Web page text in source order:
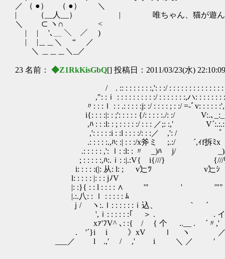
／ （ ●） （ ●） ＼
| （__人__） | 唯ちゃん、猫が遊んでほ
＼ ⊂ ヽ∩ <
| | '､＿ ＼ ／ )
| |＿＿＼ “ ／
＼ ＿＿＿＼_／
23 名前： ◆Z1RkKisGbQ[] 投稿日：2011/03/23(水)
/ . :: : : : : : : :,': : :/ : : : : : : : : : : : : : : : :
,″: :ｉ : : : : : : : : : :/ : : : : : : :,ハ: : : : : : : : :
〃: : :ｌ : : .: : : : :j: :/ : : : : ; : :/ =-ﾞv: : : : :
i{: : : :|: : ;': : : : : {/: : : : :./: :/ V:.､
,ﾊ : : :l: : ; : : : : :/ : : : ／;: :,′
,': : : : :i : :l : : : :/: : :／ ,': / ﾞ ,:_:.:.｣
.: : : : :.,ﾊ: :| : : :/x斧ミ ;.:/ ´,ｨf拆ﾐx f-‐｢
.: : : : : ,': ｌ: :l: : 〃 _)ﾊ j/ _)ハ ﾞ
; : : : : :,ﾊ:.ｉ: :|.:V{ i{///} {///ﾘ } !:.:
i: : : : :(|: 从: l: ; v辷ﾂ v辷ｼ i:
l: : : : : |: : : jﾉV j/
|: :}{ : : l : : : : ∧ '" ' '"" ん
|.:.八: : ｌ : : : : : ﾑ ,小
ｊ/ ヽ:.ｌ: : : : : :ｉ込、 ｀ ´ , ^ﾒ
',ｉ: : : : : :｢ ＞ . . イ^ヽ
xｧ'ﾌV^ ､: :{ / { 个 ..__ . ´〃,' ｊ
. '´}i i 》xV ｌ ヽ ／
___／ l .,′ / ,' i ＼ ／